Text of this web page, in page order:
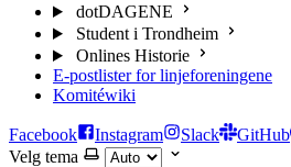
dotDAGENE
Student i Trondheim
Onlines Historie
E-postlister for linjeforeningene
Komitéwiki
Facebook Instagram Slack GitHub
Velg tema